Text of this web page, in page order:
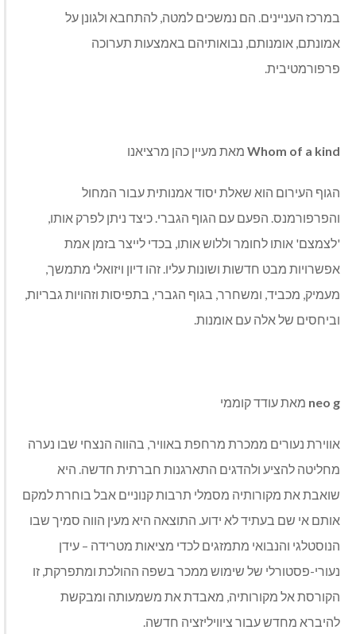
במרכז העניינים. הם נמשכים למטה, להתחבא ולגונן על
אמונתם, אומנותם, נבואותיהם באמצעות תערוכה
פרפורמטיבית.
Whom of a kind מאת מעיין כהן מרציאנו
הגוף העירום הוא שאלת יסוד אמנותית עבור המחול
והפרפורמנס. הפעם עם הגוף הגברי. כיצד ניתן לפרק אותו,
'לצמצם' אותו לחומר וללוש אותו, בכדי לייצר בזמן אמת
אפשרויות מבט חדשות ושונות עליו. זהו דיון ויזואלי מתמשך,
מעמיק, מכביד, ומשחרר, בגוף הגברי, בתפיסות וזהויות גבריות,
וביחסים של אלה עם אומנות.
neo g מאת עודד קוממי
אווירת נעורים ממכרת מרחפת באוויר, בהווה הנצחי שבו נערה
מחליטה להציע ולהדגים התארגנות חברתית חדשה. היא
שואבת את מקורותיה מסמלי תרבות קנוניים אבל בוחרת למקם
אותם אי שם בעתיד לא ידוע. התוצאה היא מעין הווה סמיך שבו
הנוסטלגי והנבואי מתמזגים לכדי מציאות מטרידה – עידן
נעורי-פסטורלי של שימוש ממכר בשפה ההולכת ומתפרקת, זו
הקורסת אל מקורותיה, מאבדת את משמעותה ומבקשת
להיברא מחדש עבור ציוויליזציה חדשה.